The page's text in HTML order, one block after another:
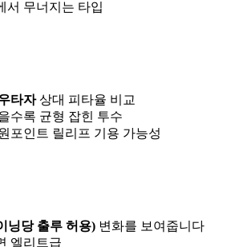
서 무너지는 타입
타자상대 피타율 비교
수록 균형 잡힌 투수
포인트 릴리프 기용 가능성
닝당 출루 허용) 변화를 보여줍니다
엘리트급